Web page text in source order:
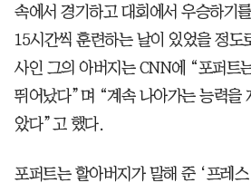
속에서 경기하고 대회에서 우승하기
15시간씩 훈련하는 날이 있었을 정도
사인 그의 아버지는 CNN에 “포퍼트
뛰어났다”며 “계속 나아가는 능력을
았다”고 했다.
포퍼트는 할아버지가 말해 준 ‘프레